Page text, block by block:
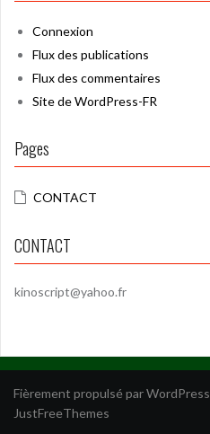
Connexion
Flux des publications
Flux des commentaires
Site de WordPress-FR
Pages
CONTACT
CONTACT
kinoscript@yahoo.fr
Fièrement propulsé par WordPress
JustFreeThemes